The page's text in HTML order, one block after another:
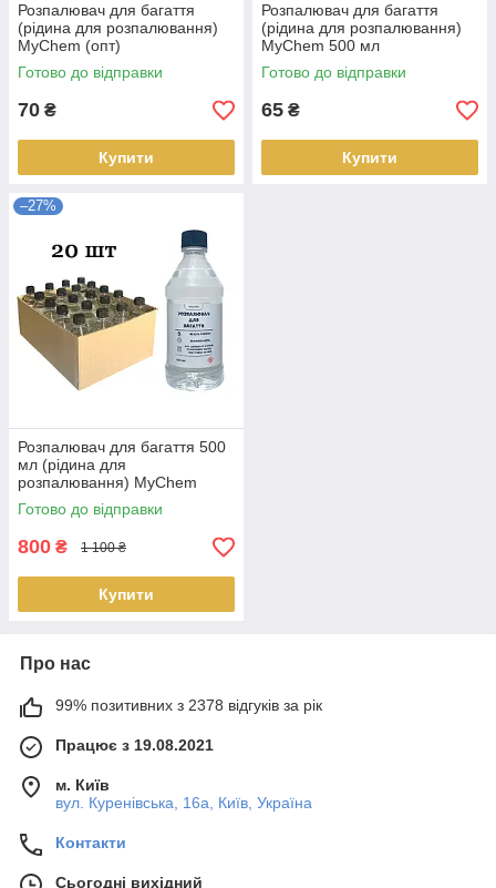
Розпалювач для багаття
(рідина для розпалювання)
MyChem (опт)
Готово до відправки
70 ₴
Купити
Розпалювач для багаття
(рідина для розпалювання)
MyChem 500 мл
Готово до відправки
65 ₴
Купити
–27%
Розпалювач для багаття 500
мл (рідина для
розпалювання) MyChem
ящик 20 шт
Готово до відправки
800 ₴ 1 100 ₴
Купити
Про нас
99% позитивних з 2378 відгуків за рік
Працює з 19.08.2021
м. Київ
вул. Куренівська, 16а, Київ, Україна
Контакти
Сьогодні вихідний